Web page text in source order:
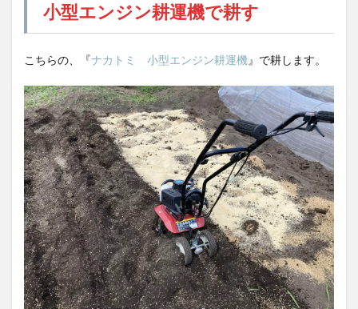
小型エンジン耕運機で耕す
こちらの、『ナカトミ 小型エンジン耕運機』で耕します。